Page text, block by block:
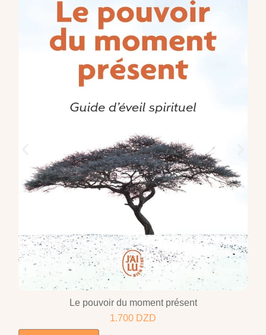
Le pouvoir du moment présent
1.700 DZD